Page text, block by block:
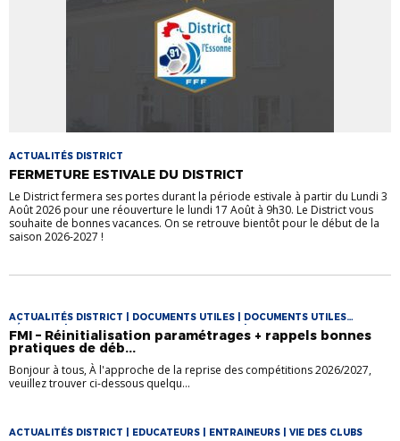
ACTUALITÉS DISTRICT
FERMETURE ESTIVALE DU DISTRICT
Le District fermera ses portes durant la période estivale à partir du Lundi 3
Août 2026 pour une réouverture le lundi 17 Août à 9h30. Le District vous
souhaite de bonnes vacances. On se retrouve bientôt pour le début de la
saison 2026-2027 !
ACTUALITÉS DISTRICT | DOCUMENTS UTILES | DOCUMENTS UTILES
FÉMININES | DOCUMENTS UTILES FOOT LOISIR | DOCUMENTS UTILES
FUTSAL | VIE DES CLUBS
FMI – Réinitialisation paramétrages + rappels bonnes
pratiques de déb...
Bonjour à tous, À l'approche de la reprise des compétitions 2026/2027,
veuillez trouver ci-dessous quelqu...
ACTUALITÉS DISTRICT | EDUCATEURS | ENTRAINEURS | VIE DES CLUBS